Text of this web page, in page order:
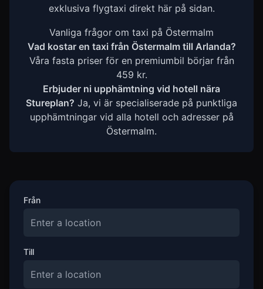
exklusiva flygtaxi direkt här på sidan.
Vanliga frågor om taxi på Östermalm
Vad kostar en taxi från Östermalm till Arlanda?
Våra fasta priser för en premiumbil börjar från
459 kr.
Erbjuder ni upphämtning vid hotell nära
Stureplan? Ja, vi är specialiserade på punktliga
upphämtningar vid alla hotell och adresser på
Östermalm.
Från
Till